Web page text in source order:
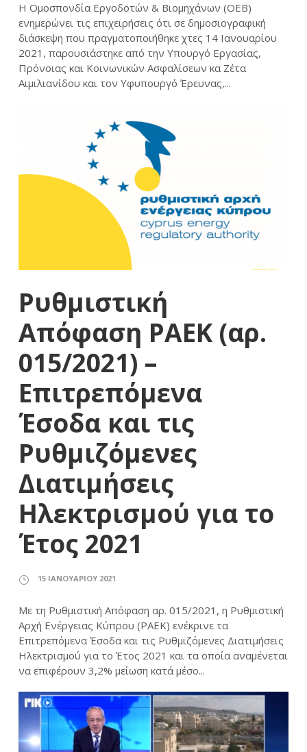
Η Ομοσπονδία Εργοδοτών & Βιομηχάνων (ΟΕΒ)
ενημερώνει τις επιχειρήσεις ότι σε δημοσιογραφική
διάσκεψη που πραγματοποιήθηκε χτες 14 Ιανουαρίου
2021, παρουσιάστηκε από την Υπουργό Εργασίας,
Πρόνοιας και Κοινωνικών Ασφαλίσεων κα Ζέτα
Αιμιλιανίδου και τον Υφυπουργό Έρευνας,...
Ρυθμιστική
Απόφαση ΡΑΕΚ (αρ.
015/2021) –
Επιτρεπόμενα
Έσοδα και τις
Ρυθμιζόμενες
Διατιμήσεις
Ηλεκτρισμού για το
Έτος 2021
15 ΙΑΝΟΥΑΡΊΟΥ 2021
Με τη Ρυθμιστική Απόφαση αρ. 015/2021, η Ρυθμιστική
Αρχή Ενέργειας Κύπρου (ΡΑΕΚ) ενέκρινε τα
Επιτρεπόμενα Έσοδα και τις Ρυθμιζόμενες Διατιμήσεις
Ηλεκτρισμού για το Έτος 2021 και τα οποία αναμένεται
να επιφέρουν 3,2% μείωση κατά μέσο...